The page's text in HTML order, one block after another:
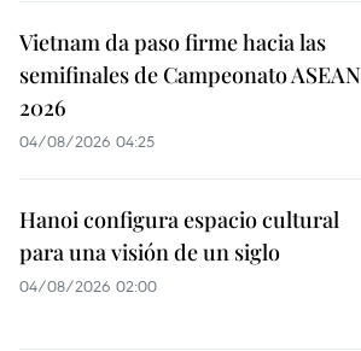
Vietnam da paso firme hacia las
semifinales de Campeonato ASEAN
2026
04/08/2026 04:25
Hanoi configura espacio cultural
para una visión de un siglo
04/08/2026 02:00